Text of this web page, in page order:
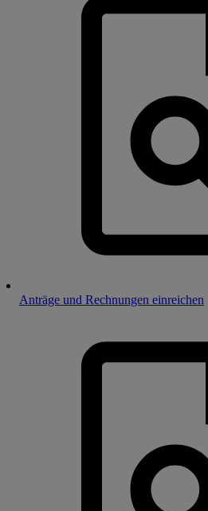
Anträge und Rechnungen einreichen